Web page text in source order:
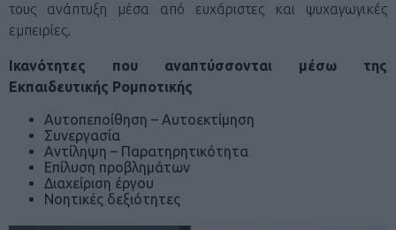
τους ανάπτυξη μέσα από ευχάριστες και ψυχαγωγικές
εμπειρίες.
Ικανότητες που αναπτύσσονται μέσω της
Εκπαιδευτικής Ρομποτικής
Αυτοπεποίθηση – Αυτοεκτίμηση
Συνεργασία
Αντίληψη – Παρατηρητικότητα
Επίλυση προβλημάτων
Διαχείριση έργου
Νοητικές δεξιότητες